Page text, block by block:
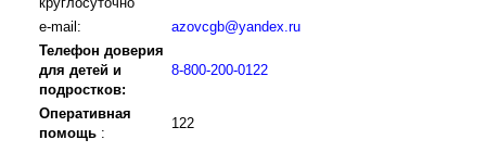
e-mail:
azovcgb@yandex.ru
Телефон доверия
для детей и
подростков:
8-800-200-0122
Оперативная
помощь :
122